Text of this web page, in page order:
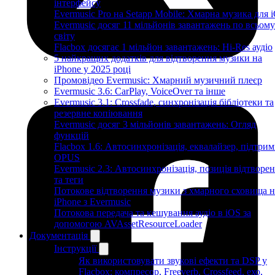
інтерфейсу
Evermusic Pro на Setapp Mobile: Хмарна музика для
Evermusic досяг 11 мільйонів завантажень по всьому
світу
Flacbox досягає 1 мільйон завантажень: Hi-Res аудіо
5 найкращих додатків для відтворення музики на
iPhone у 2025 році
Промовідео Evermusic: Хмарний музичний плеєр
Evermusic 3.6: CarPlay, VoiceOver та інше
Evermusic 3.1: Crossfade, синхронізація бібліотеки та
резервне копіювання
Evermusic досяг 3 мільйонів завантажень: Огляд
функцій
Flacbox 1.6: Автосинхронізація, еквалайзер,
OPUS
Evermusic 2.3: Автосинхронізація, позиція
та теги
Потокове відтворення музики з хмарного сховища
iPhone з Evermusic
Потокова передача та кешування аудіо в iOS за
допомогою AVAssetResourceLoader
Документація
Інструкції
Як використовувати звукові ефекти та DSP у
Flacbox: компресор, Freeverb, Crossfeed, ехо,